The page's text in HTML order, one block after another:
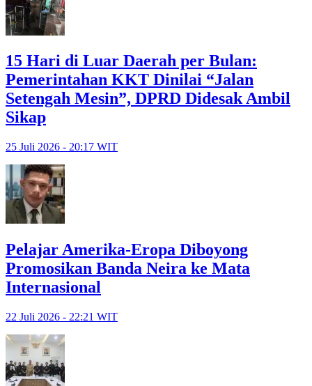
15 Hari di Luar Daerah per Bulan:
Pemerintahan KKT Dinilai “Jalan
Setengah Mesin”, DPRD Didesak Ambil
Sikap
25 Juli 2026 - 20:17 WIT
Pelajar Amerika-Eropa Diboyong
Promosikan Banda Neira ke Mata
Internasional
22 Juli 2026 - 22:21 WIT